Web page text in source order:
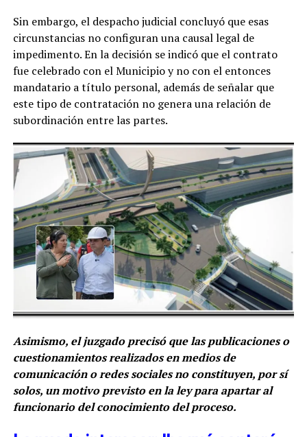
Sin embargo, el despacho judicial concluyó que esas
circunstancias no configuran una causal legal de
impedimento. En la decisión se indicó que el contrato
fue celebrado con el Municipio y no con el entonces
mandatario a título personal, además de señalar que
este tipo de contratación no genera una relación de
subordinación entre las partes.
Asimismo, el juzgado precisó que las publicaciones o
cuestionamientos realizados en medios de
comunicación o redes sociales no constituyen, por sí
solos, un motivo previsto en la ley para apartar al
funcionario del conocimiento del proceso.